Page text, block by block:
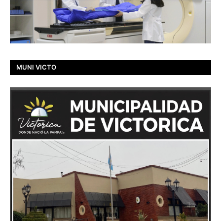
MUNI VICTO